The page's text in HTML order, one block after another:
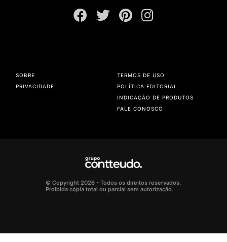
SOBRE
PRIVACIDADE
TERMOS DE USO
POLÍTICA EDITORIAL
INDICAÇÃO DE PRODUTOS
FALE CONOSCO
© Copyright 2026 - Todos os direitos reservados.
Proibida cópia total ou parcial sem autorização.